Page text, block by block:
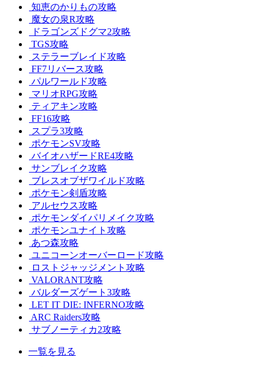
知恵のかりもの攻略
魔女の泉R攻略
ドラゴンズドグマ2攻略
TGS攻略
ステラーブレイド攻略
FF7リバース攻略
パルワールド攻略
マリオRPG攻略
ティアキン攻略
FF16攻略
スプラ3攻略
ポケモンSV攻略
バイオハザードRE4攻略
サンブレイク攻略
ブレスオブザワイルド攻略
ポケモン剣盾攻略
アルセウス攻略
ポケモンダイパリメイク攻略
ポケモンユナイト攻略
あつ森攻略
ユニコーンオーバーロード攻略
ロストジャッジメント攻略
VALORANT攻略
バルダーズゲート3攻略
LET IT DIE: INFERNO攻略
ARC Raiders攻略
サブノーティカ2攻略
一覧を見る